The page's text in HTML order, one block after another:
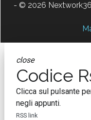
- © 2026
close
Codice
Clicca sul pulsante
negli appunti.
RSS link